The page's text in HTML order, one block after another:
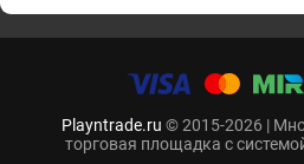
Playntrade.ru © 2015-2026 |
торговая площадка с